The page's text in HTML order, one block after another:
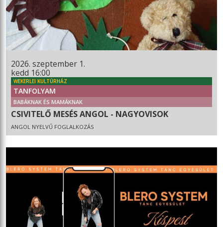
2026. szeptember 1.
kedd 16:00
WEKERLEI KULTÚRHÁZ
TANFOLYAM
BABÁKNAK ÉS MAMÁKNAK
CSIVITELŐ MESÉS ANGOL - NAGYOVISOK
ANGOL NYELVŰ FOGLALKOZÁS